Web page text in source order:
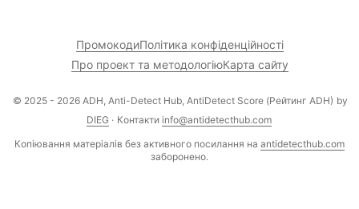
ПромокодиПолітика конфіденційності
Про проект та методологіюКарта сайту
© 2025 - 2026 ADH, Anti-Detect Hub, AntiDetect Score (Рейтинг ADH) by
DIEG · Контакти info@antidetecthub.com
Копіювання матеріалів без активного посилання на antidetecthub.com
заборонено.